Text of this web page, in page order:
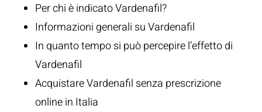
Per chi è indicato Vardenafil?
Informazioni generali su Vardenafil
In quanto tempo si può percepire l’effetto di
Vardenafil
Acquistare Vardenafil senza prescrizione
online in Italia